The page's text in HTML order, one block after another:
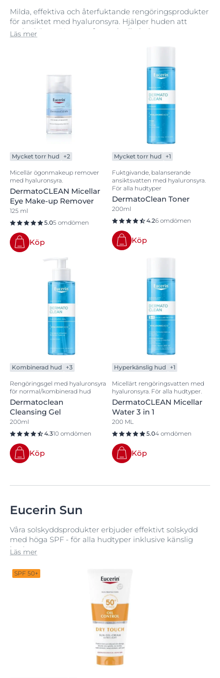
Milda, effektiva och återfuktande rengöringsprodukter
för ansiktet med hyaluronsyra. Hjälper huden att
andas bättre. Utan parfym och alkohol.
Läs mer
Mycket torr hud +2
Micellär ögonmakeup remover
med hyaluronsyra.
DermatoCLEAN Micellar
Eye Make-up Remover
125 ml
5.05 omdömen
Köp
Mycket torr hud +1
Fuktgivande, balanserande
ansiktsvatten med hyaluronsyra.
För alla hudtyper
DermatoClean Toner
200ml
4.26 omdömen
Köp
Kombinerad hud +3
Rengöringsgel med hyaluronsyra
för normal/kombinerad hud
Dermatoclean
Cleansing Gel
200ml
4.310 omdömen
Köp
Hyperkänslig hud +1
Micellärt rengöringsvatten med
hyaluronsyra. För alla hudtyper.
DermatoCLEAN Micellar
Water 3 in 1
200 ML
5.04 omdömen
Köp
Eucerin Sun
Våra solskyddsprodukter erbjuder effektivt solskydd
med höga SPF - för alla hudtyper inklusive känslig
hud.
Läs mer
SPF 50+